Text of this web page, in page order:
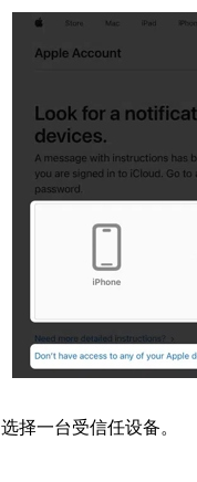
选择一台受信任设备。